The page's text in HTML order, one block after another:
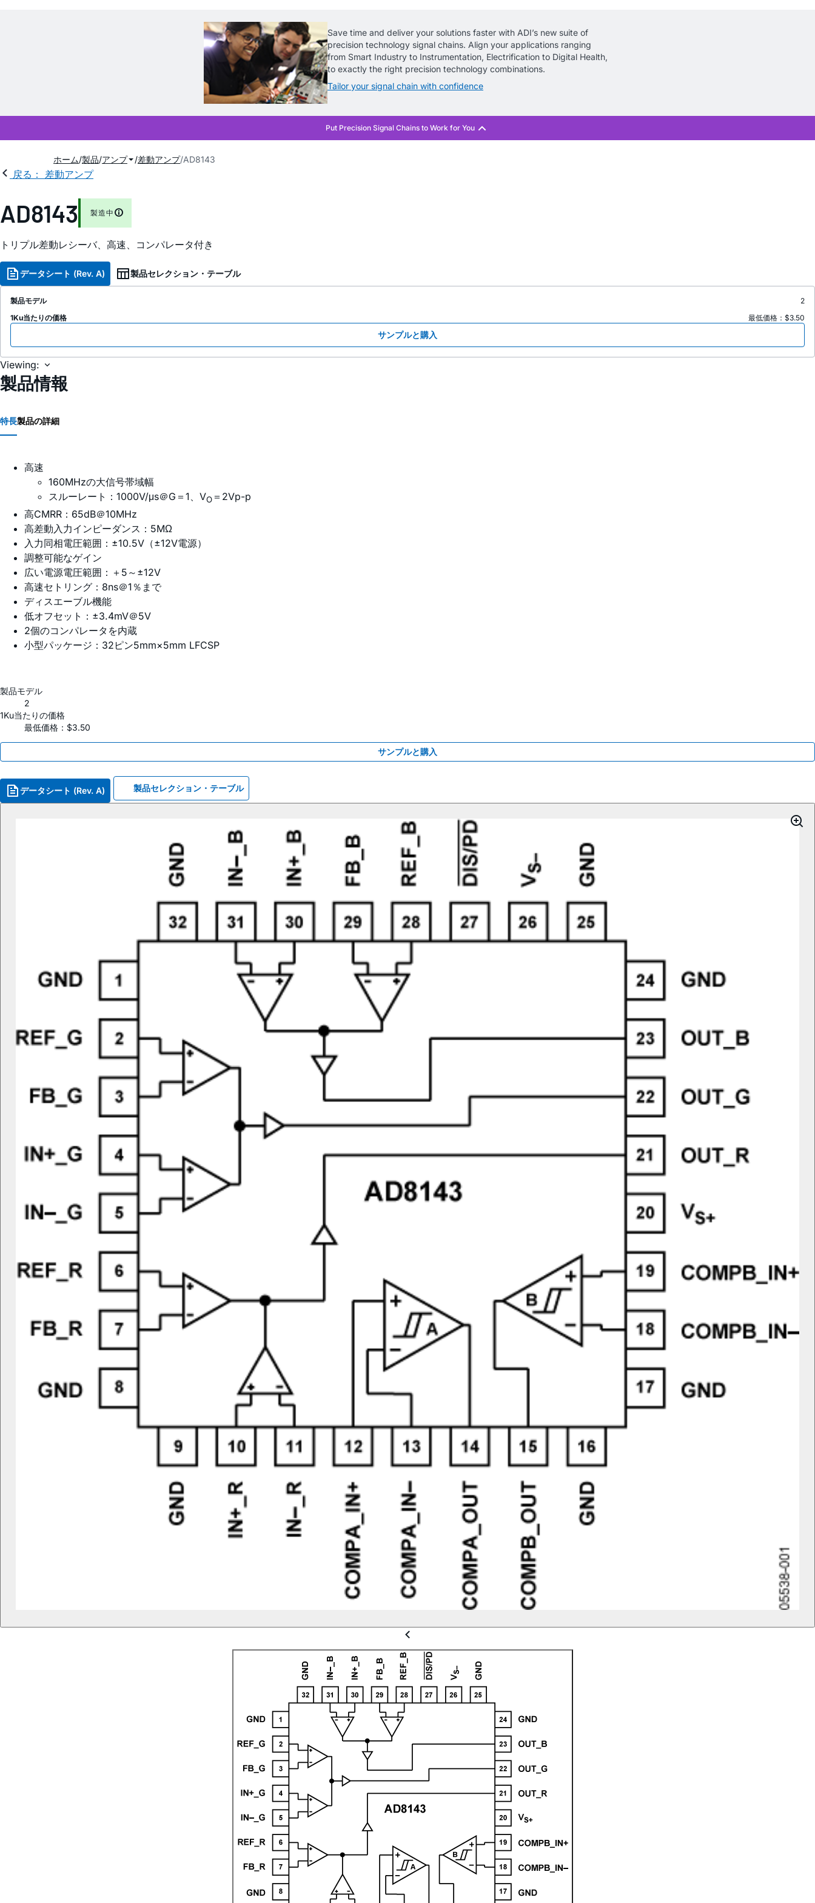
Save time and deliver your solutions faster with ADI’s new suite of
precision technology signal chains. Align your applications ranging
from Smart Industry to Instrumentation, Electrification to Digital Health,
to exactly the right precision technology combinations.
Tailor your signal chain with confidence
ホーム 製品 アンプ 差動アンプ AD8143
戻る： 差動アンプ
AD8143 製造中
トリプル差動レシーバ、高速、コンパレータ付き
データシート (Rev. A) 製品セレクション・テーブル
製品モデル
2
1Ku当たりの価格
最低価格：$3.50
サンプルと購入
Viewing:
製品情報
特長製品の詳細
高速
160MHzの大信号帯域幅
スルーレート：1000V/μs＠G＝1、VO ＝2Vp-p
高CMRR：65dB＠10MHz
高差動入力インピーダンス：5MΩ
入力同相電圧範囲：±10.5V（±12V電源）
調整可能なゲイン
広い電源電圧範囲：＋5～±12V
高速セトリング：8ns＠1％まで
ディスエーブル機能
低オフセット：±3.4mV＠5V
2個のコンパレータを内蔵
小型パッケージ：32ピン5mm×5mm LFCSP
製品モデル
2
1Ku当たりの価格
最低価格：$3.50
サンプルと購入
データシート (Rev. A) 製品セレクション・テーブル